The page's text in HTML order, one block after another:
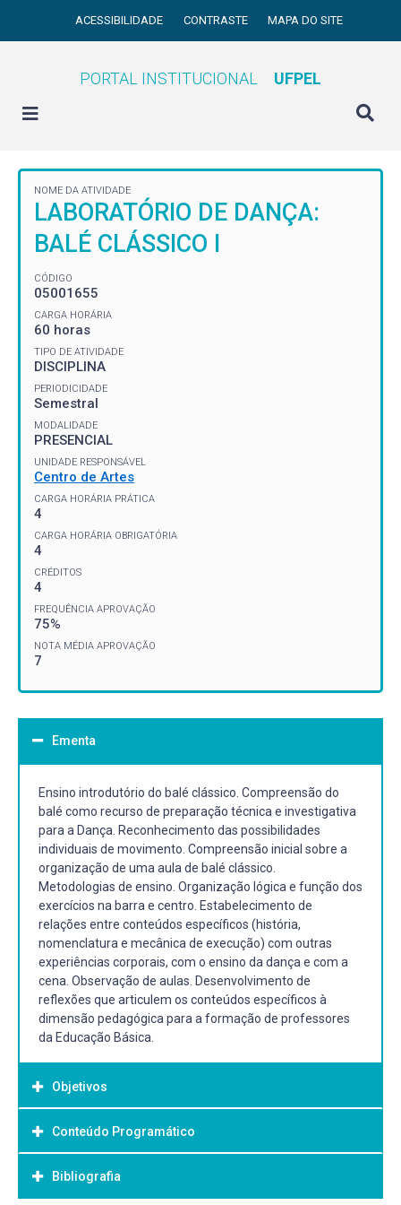
ACESSIBILIDADE CONTRASTE MAPA DO SITE
PORTAL INSTITUCIONAL UFPEL
NOME DA ATIVIDADE
LABORATÓRIO DE DANÇA:
BALÉ CLÁSSICO I
CÓDIGO
05001655
CARGA HORÁRIA
60 horas
TIPO DE ATIVIDADE
DISCIPLINA
PERIODICIDADE
Semestral
MODALIDADE
PRESENCIAL
UNIDADE RESPONSÁVEL
Centro de Artes
CARGA HORÁRIA PRÁTICA
4
CARGA HORÁRIA OBRIGATÓRIA
4
CRÉDITOS
4
FREQUÊNCIA APROVAÇÃO
75%
NOTA MÉDIA APROVAÇÃO
7
Ementa
Ensino introdutório do balé clássico. Compreensão do
balé como recurso de preparação técnica e investigativa
para a Dança. Reconhecimento das possibilidades
individuais de movimento. Compreensão inicial sobre a
organização de uma aula de balé clássico.
Metodologias de ensino. Organização lógica e função dos
exercícios na barra e centro. Estabelecimento de
relações entre conteúdos específicos (história,
nomenclatura e mecânica de execução) com outras
experiências corporais, com o ensino da dança e com a
cena. Observação de aulas. Desenvolvimento de
reflexões que articulem os conteúdos específicos à
dimensão pedagógica para a formação de professores
da Educação Básica.
Objetivos
Objetivo Geral:
Introduzir o aprendizado da técnica do balé clássico;
Apresentar o balé clássico como um recurso de
Conteúdo Programático
Bibliografia